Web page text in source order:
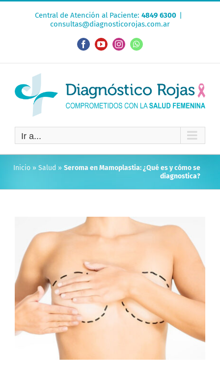
Central de Atención al Paciente: 4849 6300 |
consultas@diagnosticorojas.com.ar
FacebookYouTubeInstagramWhatsApp
Ir a...
Inicio » Salud » Seroma en Mamoplastia: ¿Qué es y cómo se
diagnostica?